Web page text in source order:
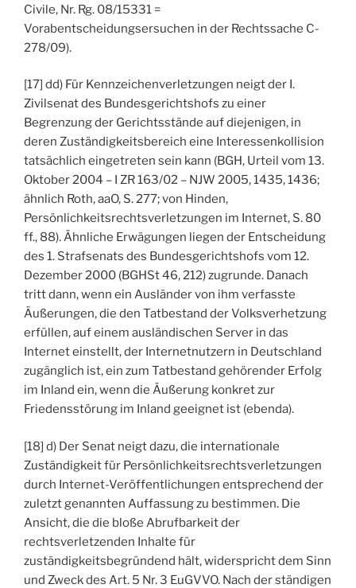
Civile, Nr. Rg. 08/15331 =
Vorabentscheidungsersuchen in der Rechtssache C-
278/09).
[17] dd) Für Kennzeichenverletzungen neigt der I.
Zivilsenat des Bundesgerichtshofs zu einer
Begrenzung der Gerichtsstände auf diejenigen, in
deren Zuständigkeitsbereich eine Interessenkollision
tatsächlich eingetreten sein kann (BGH, Urteil vom 13.
Oktober 2004 – I ZR 163/02 – NJW 2005, 1435, 1436;
ähnlich Roth, aaO, S. 277; von Hinden,
Persönlichkeitsrechtsverletzungen im Internet, S. 80
ff., 88). Ähnliche Erwägungen liegen der Entscheidung
des 1. Strafsenats des Bundesgerichtshofs vom 12.
Dezember 2000 (BGHSt 46, 212) zugrunde. Danach
tritt dann, wenn ein Ausländer von ihm verfasste
Äußerungen, die den Tatbestand der Volksverhetzung
erfüllen, auf einem ausländischen Server in das
Internet einstellt, der Internetnutzern in Deutschland
zugänglich ist, ein zum Tatbestand gehörender Erfolg
im Inland ein, wenn die Äußerung konkret zur
Friedensstörung im Inland geeignet ist (ebenda).
[18] d) Der Senat neigt dazu, die internationale
Zuständigkeit für Persönlichkeitsrechtsverletzungen
durch Internet-Veröffentlichungen entsprechend der
zuletzt genannten Auffassung zu bestimmen. Die
Ansicht, die die bloße Abrufbarkeit der
rechtsverletzenden Inhalte für
zuständigkeitsbegründend hält, widerspricht dem Sinn
und Zweck des Art. 5 Nr. 3 EuGVVO. Nach der ständigen